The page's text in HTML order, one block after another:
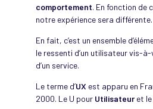
comportement. En fonction de
notre expérience sera différente.
En fait, c’est un ensemble
le ressenti d’un utilisateur vis-à-
d’un service.
Le terme d’UX est apparu en
2000. Le U pour Utilisateuret